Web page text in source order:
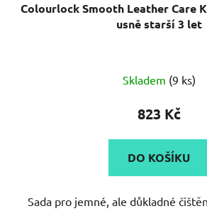
Colourlock Smooth Leather Care
usně starší 3 let
hodnocení
produktu
z
Skladem (9 ks)
823 Kč
DO KOŠÍKU
Sada pro jemné, ale důkladné